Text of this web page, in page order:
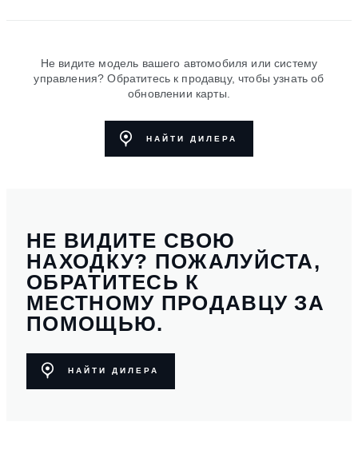
Не видите модель вашего автомобиля или систему
управления? Обратитесь к продавцу, чтобы узнать об
обновлении карты.
НАЙТИ ДИЛЕРА
НЕ ВИДИТЕ СВОЮ
НАХОДКУ? ПОЖАЛУЙСТА,
ОБРАТИТЕСЬ К
МЕСТНОМУ ПРОДАВЦУ ЗА
ПОМОЩЬЮ.
НАЙТИ ДИЛЕРА